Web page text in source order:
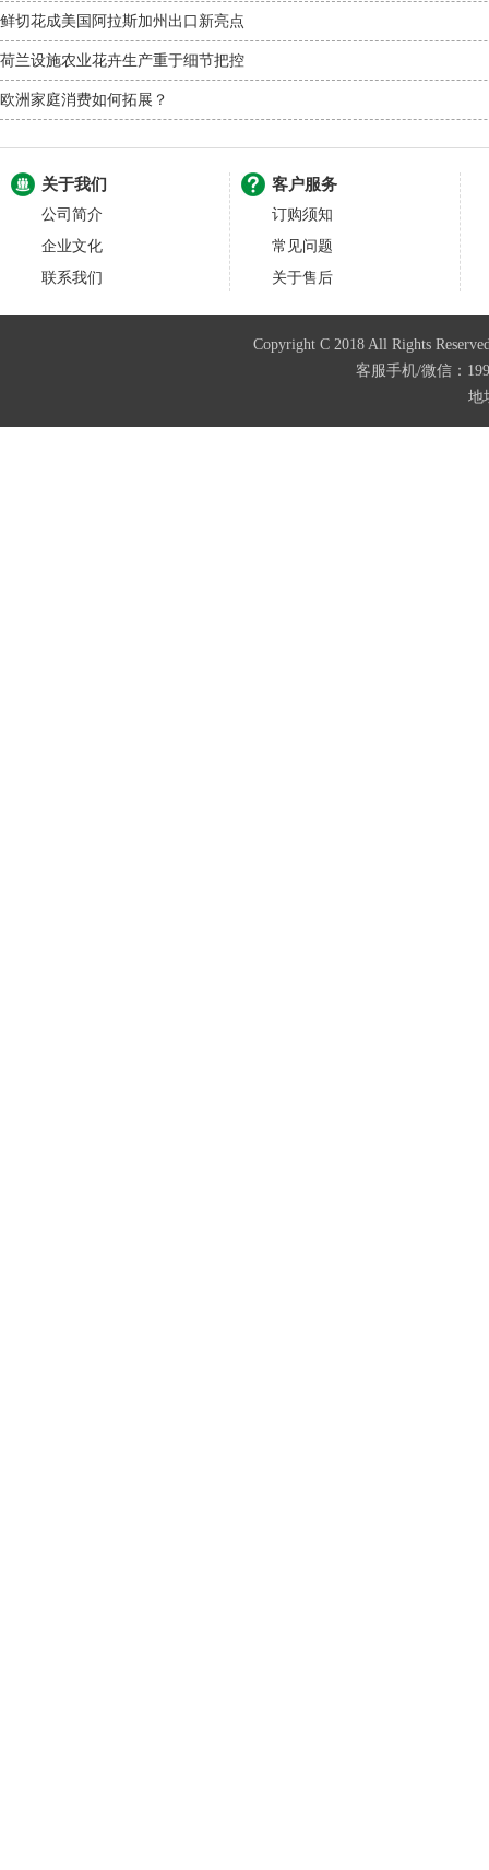
鲜切花成美国阿拉斯加州出口新亮点
荷兰设施农业花卉生产重于细节把控
欧洲家庭消费如何拓展？
关于我们
公司简介
企业文化
联系我们
客户服务
订购须知
常见问题
关于售后
Copyright C 2018 All Rights
客服手机/微信：
地